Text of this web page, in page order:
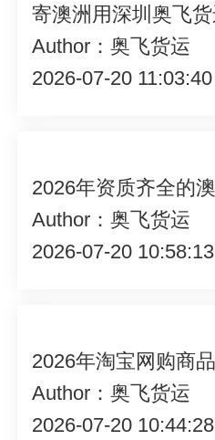
Author：奥飞货运
2026-07-20 11:03:40
Author：奥飞货运
2026-07-20 10:58:13
Author：奥飞货运
2026-07-20 10:44:28